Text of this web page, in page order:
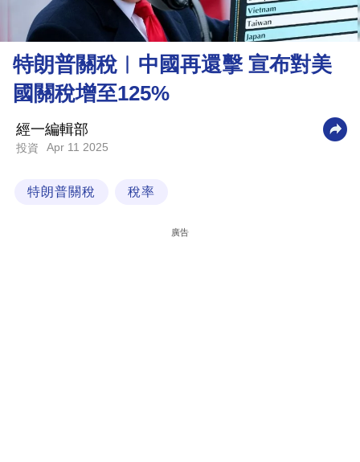
理
財
商
科
特朗普關稅︳中國再還擊 宣布對美
國關稅增至125%
經一編輯部
投資 Apr 11 2025
特朗普關稅 稅率
廣告